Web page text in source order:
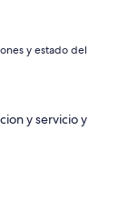
y estado del
y servicio y